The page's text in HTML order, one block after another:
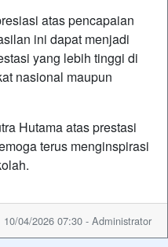
atas pencapaian
ini dapat menjadi
yang lebih tinggi di
nasional maupun
Hutama atas prestasi
terus menginspirasi
10/04/2026 07:30 - Administrator